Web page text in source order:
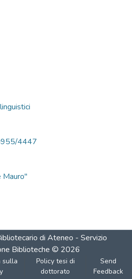
4447
Mauro"
di Ateneo - Servizio
Biblioteche © 2026
sulla
Policy tesi di
dottorato
Send
Feedback